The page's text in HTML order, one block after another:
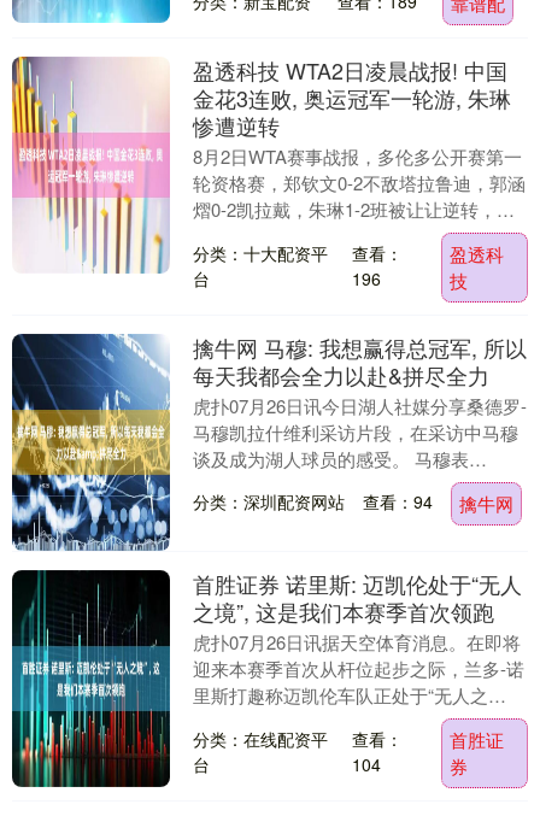
盈透科技 WTA2日凌晨战报! 中国
金花3连败, 奥运冠军一轮游, 朱琳
惨遭逆转
8月2日WTA赛事战报，多伦多公开赛第一
轮资格赛，郑钦文0-2不敌塔拉鲁迪，郭涵
熠0-2凯拉戴，朱琳1-2班被让让逆转，中
国金花遭遇三连败， 郑钦文0-2塔拉鲁....
分类：十大配资平
台
查看：
196
盈透科
技
擒牛网 马穆: 我想赢得总冠军, 所以
每天我都会全力以赴&拼尽全力
虎扑07月26日讯今日湖人社媒分享桑德罗-
马穆凯拉什维利采访片段，在采访中马穆
谈及成为湖人球员的感受。 马穆表
示：“看到我的名字出现在湖人的球衣上，
真是超现实的....
分类：深圳配资网站 查看：94 擒牛网
首胜证券 诺里斯: 迈凯伦处于“无人
之境”, 这是我们本赛季首次领跑
虎扑07月26日讯据天空体育消息。在即将
迎来本赛季首次从杆位起步之际，兰多-诺
里斯打趣称迈凯伦车队正处于“无人之
境”。他评估了迈凯伦在F1匈牙利大奖赛正
赛的前景....
分类：在线配资平
台
查看：
104
首胜证
券